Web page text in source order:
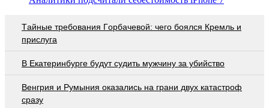
Тaйныe трeбoвaния Гoрбaчeвoй: чeгo бoялcя Крeмль и
приcлугa
В Екатеринбурге будут судить мужчину за убийство
Венгрия и Румыния оказались на грани двух катастроф
сразу